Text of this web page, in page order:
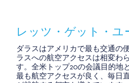
レッツ・ゲット・ユ
ダラスはアメリカで最も交通の
ラスへの航空アクセスは相変わ
す。全米トップ20の会議目的地
最も航空アクセスが良く、毎日